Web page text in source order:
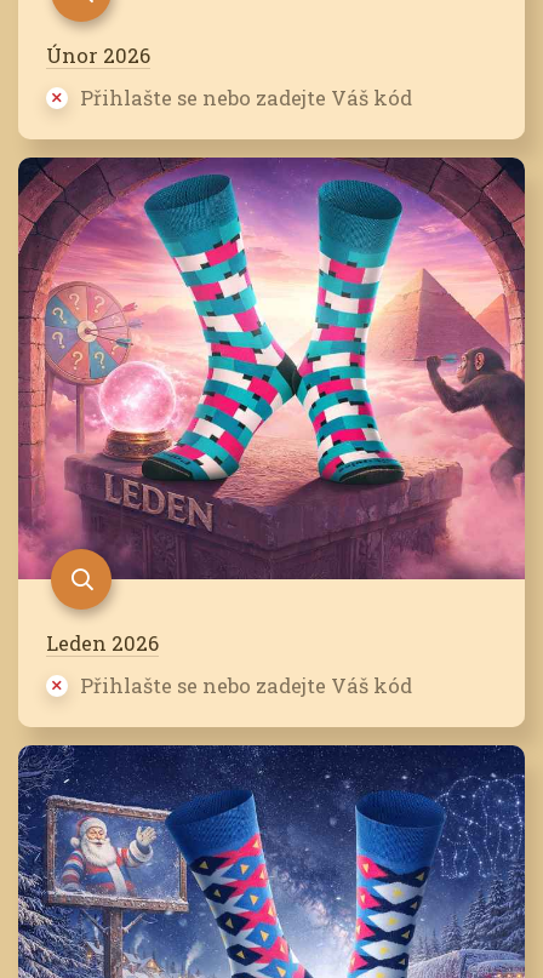
Únor 2026
Přihlašte se nebo zadejte Váš kód
Leden 2026
Přihlašte se nebo zadejte Váš kód